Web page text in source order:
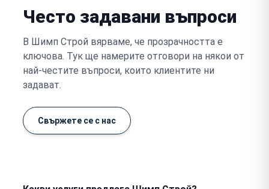
Често задавани въпроси
В Шимп Строй вярваме, че прозрачността е
ключова. Тук ще намерите отговори на някои от
най-честите въпроси, които клиентите ни
задават.
Свържете се с нас